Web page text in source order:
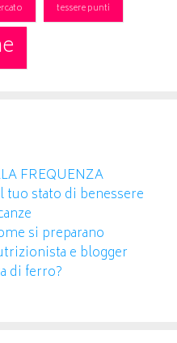
tessere punti
FREQUENZA
tuo stato di benessere
si preparano
e blogger
di ferro?